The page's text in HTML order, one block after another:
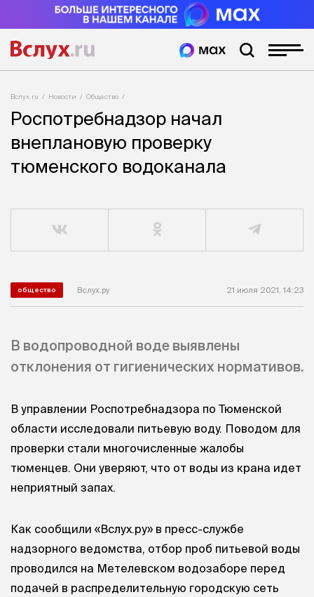
Вслух.ru Новости Общество
Роспотребнадзор начал
внеплановую проверку
тюменского водоканала
общество Вслух.ру 21 июля 2021, 14:23
В водопроводной воде выявлены
отклонения от гигиенических нормативов.
В управлении Роспотребнадзора по Тюменской
области исследовали питьевую воду. Поводом для
проверки стали многочисленные жалобы
тюменцев. Они уверяют, что от воды из крана идет
неприятный запах.
Как сообщили «Вслух.ру» в пресс-службе
надзорного ведомства, отбор проб питьевой воды
проводился на Метелевском водозаборе перед
подачей в распределительную городскую сеть